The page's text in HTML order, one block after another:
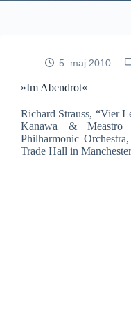
5. maj 2010
»Im Abendrot«
Richard Strauss, “Vier
Kanawa &
Philharmonic
Trade Hall in